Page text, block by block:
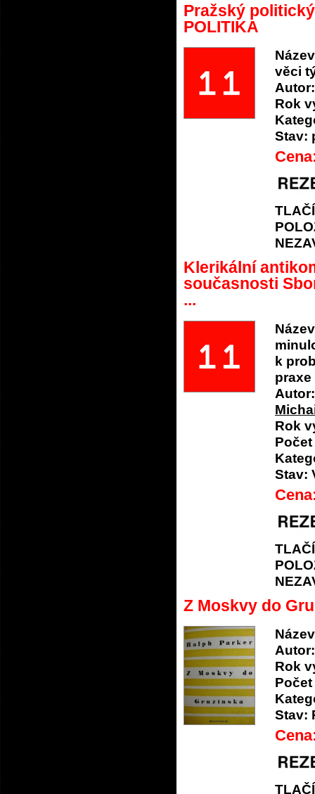
Pražský
POLITIKA
věci
Autor:
Rok
Stav:
Klerikální
současnosti
...
k
Autor:
Rok
Stav:
Z Moskvy do
Autor:
Rok
Stav: